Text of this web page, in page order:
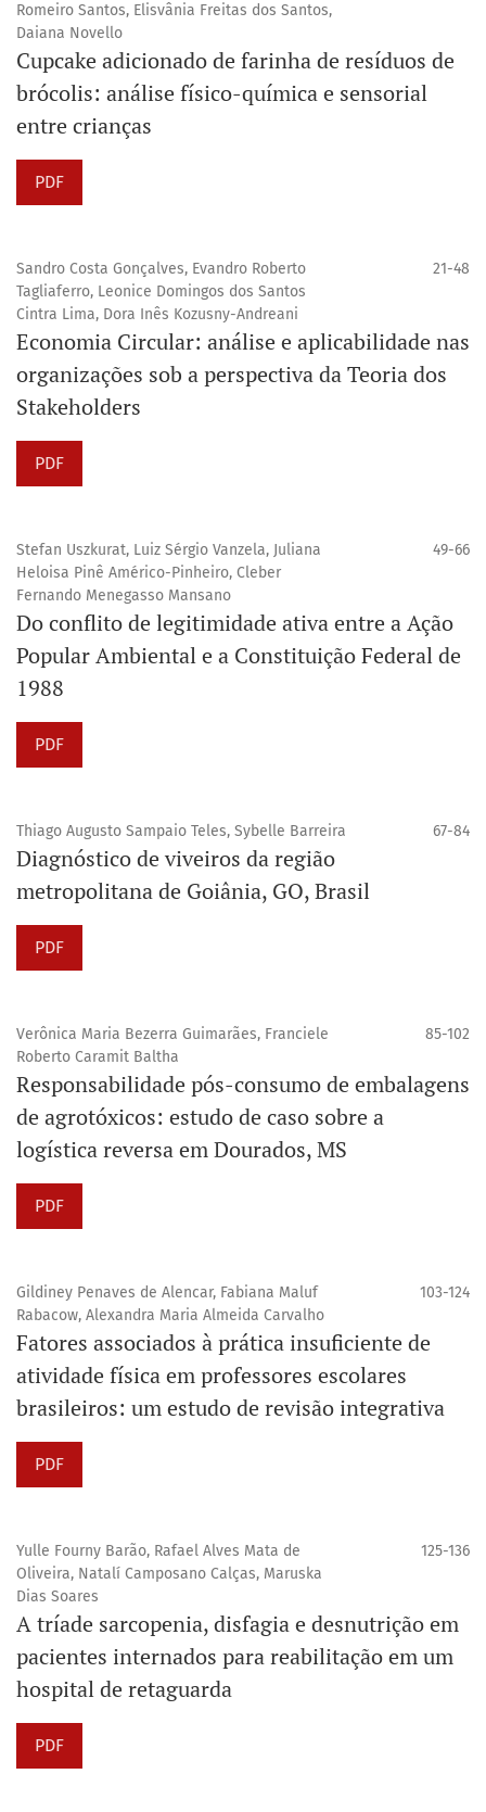
Romeiro Santos, Elisvânia Freitas dos Santos,
Daiana Novello
Cupcake adicionado de farinha de resíduos de
brócolis: análise físico-química e sensorial
entre crianças
PDF
Sandro Costa Gonçalves, Evandro Roberto
Tagliaferro, Leonice Domingos dos Santos
Cintra Lima, Dora Inês Kozusny-Andreani
21-48
Economia Circular: análise e aplicabilidade nas
organizações sob a perspectiva da Teoria dos
Stakeholders
PDF
Stefan Uszkurat, Luiz Sérgio Vanzela, Juliana
Heloisa Pinê Américo-Pinheiro, Cleber
Fernando Menegasso Mansano
49-66
Do conflito de legitimidade ativa entre a Ação
Popular Ambiental e a Constituição Federal de
1988
PDF
Thiago Augusto Sampaio Teles, Sybelle Barreira 67-84
Diagnóstico de viveiros da região
metropolitana de Goiânia, GO, Brasil
PDF
Verônica Maria Bezerra Guimarães, Franciele
Roberto Caramit Baltha
85-102
Responsabilidade pós-consumo de embalagens
de agrotóxicos: estudo de caso sobre a
logística reversa em Dourados, MS
PDF
Gildiney Penaves de Alencar, Fabiana Maluf
Rabacow, Alexandra Maria Almeida Carvalho
103-124
Fatores associados à prática insuficiente de
atividade física em professores escolares
brasileiros: um estudo de revisão integrativa
PDF
Yulle Fourny Barão, Rafael Alves Mata de
Oliveira, Natalí Camposano Calças, Maruska
Dias Soares
125-136
A tríade sarcopenia, disfagia e desnutrição em
pacientes internados para reabilitação em um
hospital de retaguarda
PDF